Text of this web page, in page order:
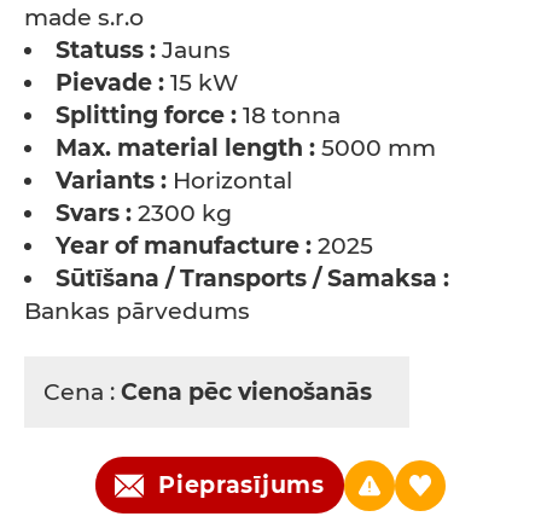
made s.r.o
Statuss : Jauns
Pievade : 15 kW
Splitting force : 18 tonna
Max. material length : 5000 mm
Variants : Horizontal
Svars : 2300 kg
Year of manufacture : 2025
Sūtīšana / Transports / Samaksa :
Bankas pārvedums
Cena : Cena pēc vienošanās
Pieprasījums